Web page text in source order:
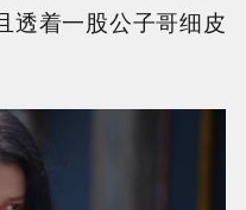
透着一股公子哥细皮